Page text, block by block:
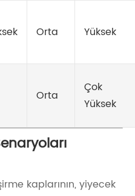
Orta Yüksek
Orta
Çok
Yüksek
kaplarının, yiyecek